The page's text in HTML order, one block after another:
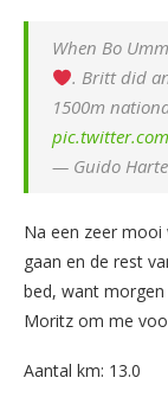
When Bo
. Britt did
1500m
— Guido
Na een zeer
gaan en de rest
bed, want morgen
Moritz om me
Aantal km: 13.0